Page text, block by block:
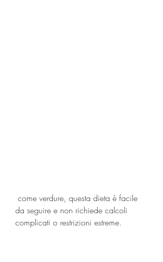
da seguire e non richiede calcoli
complicati o restrizioni estreme.